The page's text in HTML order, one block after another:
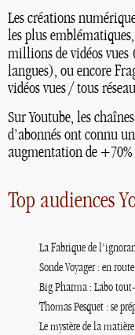
Les créations
les plus
millions de vidéos vues
langues), ou encore
vidéos vues / tous
Sur Youtube, les
d’abonnés ont connu
augmentation de +70%
Top audiences
La Fabrique de
Sonde Voyager : en
Big Pharma : Labo
Thomas Pesquet : se
Le mystère de la